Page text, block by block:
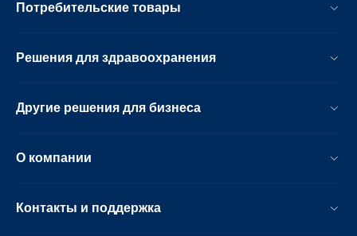
Потребительские товары
Решения для здравоохранения
Другие решения для бизнеса
О компании
Контакты и поддержка